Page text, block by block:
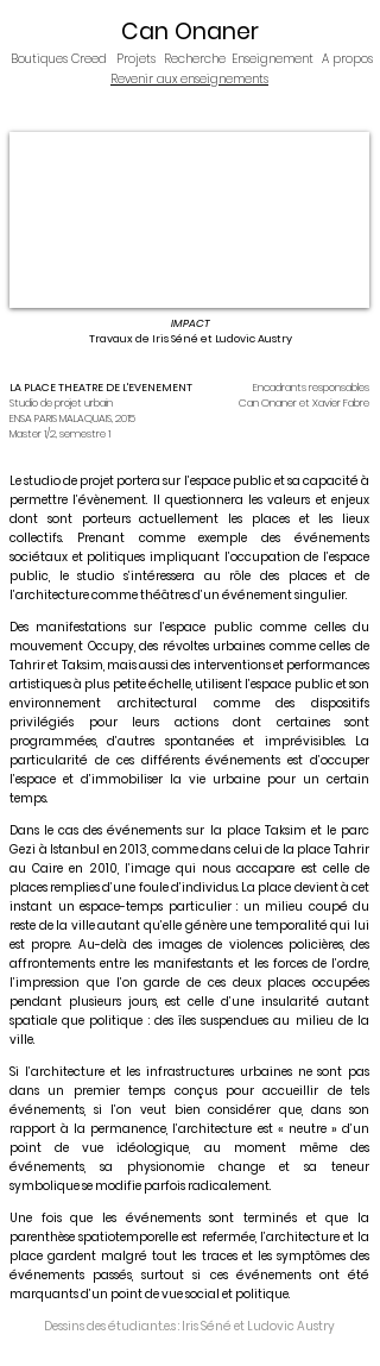
Can Onaner
Boutiques Creed Projets Recherche Enseignement A propos
Revenir aux enseignements
IMPACT
Travaux de Iris Séné et Ludovic Austry
LA PLACE THEATRE DE L'EVENEMENT
Studio de projet urbain
ENSA PARIS MALAQUAIS, 2015
Master 1/2, semestre 1
Encadrants responsables
Can Onaner et Xavier Fabre
Le studio de projet portera sur l’espace public et sa capacité à
permettre l’évènement. Il questionnera les valeurs et enjeux
dont sont porteurs actuellement les places et les lieux
collectifs. Prenant comme exemple des événements
sociétaux et politiques impliquant l’occupation de l’espace
public, le studio s’intéressera au rôle des places et de
l’architecture comme théâtres d’un événement singulier.
Des manifestations sur l’espace public comme celles du
mouvement Occupy, des révoltes urbaines comme celles de
Tahrir et Taksim, mais aussi des interventions et performances
artistiques à plus petite échelle, utilisent l’espace public et son
environnement architectural comme des dispositifs
privilégiés pour leurs actions dont certaines sont
programmées, d’autres spontanées et imprévisibles. La
particularité de ces différents événements est d’occuper
l’espace et d’immobiliser la vie urbaine pour un certain
temps.
Dans le cas des événements sur la place Taksim et le parc
Gezi à Istanbul en 2013, comme dans celui de la place Tahrir
au Caire en 2010, l’image qui nous accapare est celle de
places remplies d’une foule d’individus. La place devient à cet
instant un espace-temps particulier : un milieu coupé du
reste de la ville autant qu’elle génère une temporalité qui lui
est propre. Au-delà des images de violences policières, des
affrontements entre les manifestants et les forces de l’ordre,
l’impression que l’on garde de ces deux places occupées
pendant plusieurs jours, est celle d’une insularité autant
spatiale que politique : des îles suspendues au milieu de la
ville.
Si l’architecture et les infrastructures urbaines ne sont pas
dans un premier temps conçus pour accueillir de tels
événements, si l’on veut bien considérer que, dans son
rapport à la permanence, l’architecture est « neutre » d’un
point de vue idéologique, au moment même des
événements, sa physionomie change et sa teneur
symbolique se modifie parfois radicalement.
Une fois que les événements sont terminés et que la
parenthèse spatiotemporelle est refermée, l’architecture et la
place gardent malgré tout les traces et les symptômes des
événements passés, surtout si ces événements ont été
marquants d’un point de vue social et politique.
Dessins des étudiant.e.s : Iris Séné et Ludovic Austry